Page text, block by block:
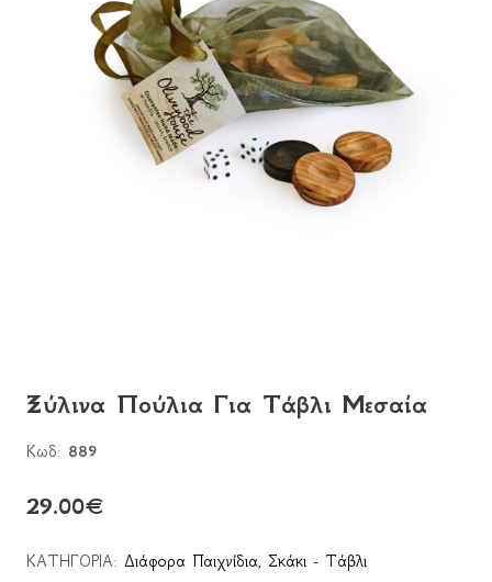
Ξύλινα Πούλια Για Τάβλι Μεσαία
Κωδ: 889
29.00€
ΚΑΤΗΓΟΡΙΑ: Διάφορα Παιχνίδια, Σκάκι - Τάβλι